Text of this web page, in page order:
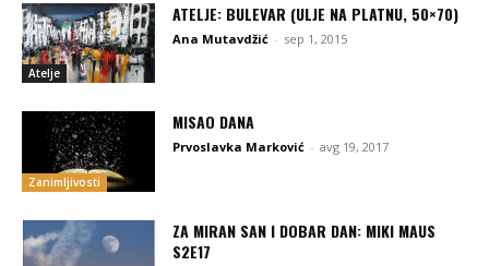
Atelje
ATELJE: BULEVAR (ULJE NA PLATNU, 50×70)
Ana Mutavdžić - sep 1, 2015
Zanimljivosti
MISAO DANA
Prvoslavka Marković - avg 19, 2017
ZA MIRAN SAN I DOBAR DAN: MIKI MAUS
S2E17